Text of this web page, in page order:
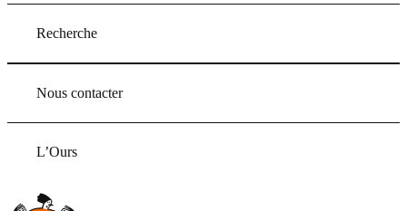
Recherche
Nous contacter
L’Ours